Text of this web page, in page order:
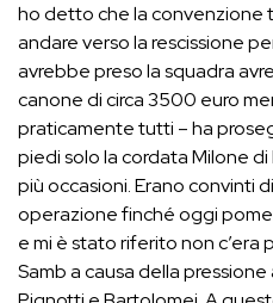
ho detto che la convenzione
andare verso la rescissione
avrebbe preso la squadra
canone di circa 3500 euro
praticamente tutti – ha
piedi solo la cordata Milone
più occasioni. Erano convinti
operazione finché oggi
e mi è stato riferito non c’era
Samb a causa della